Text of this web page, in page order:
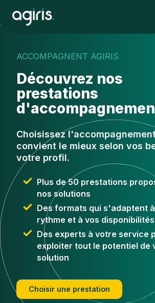
ACCOMPAGNENT AGIRIS
Découvrez nos
prestations
Choisissez
convient le mieux selon vos
votre profil.
Plus de 50 prestations
nos solutions
Des formats qui s'adaptent
rythme et à vos disponibilités
Des experts à votre service
exploiter tout le potentiel de
solution
Choisir une prestation